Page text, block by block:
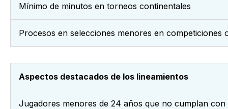
Mínimo de minutos en torneos continentales
Procesos en selecciones menores en competiciones
Aspectos destacados de los lineamientos
Jugadores menores de 24 años que no cumplan